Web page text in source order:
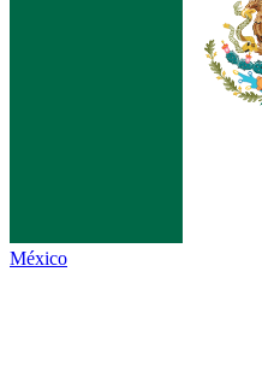
México